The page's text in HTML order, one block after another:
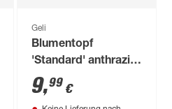
Geli
Blumentopf
'Standard' anthrazit
Ø 36 cm
9,99 €